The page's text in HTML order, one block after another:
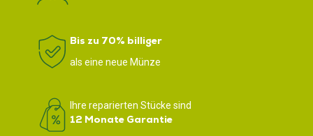
Bis zu 70% billiger
als eine neue Münze
Ihre reparierten Stücke sind
12 Monate Garantie